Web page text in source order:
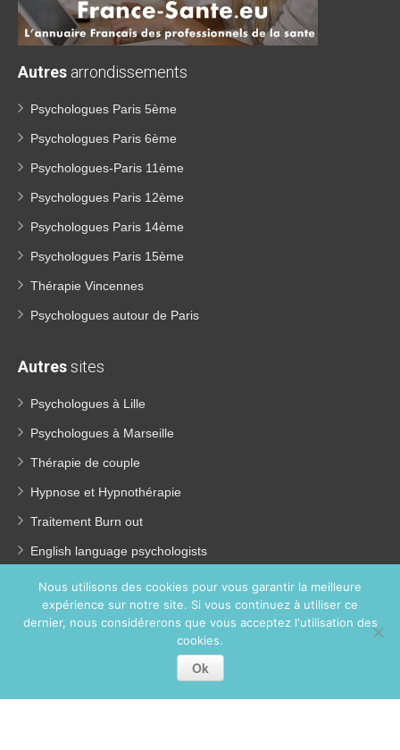
Autres arrondissements
Psychologues Paris 5ème
Psychologues Paris 6ème
Psychologues-Paris 11ème
Psychologues Paris 12ème
Psychologues Paris 14ème
Psychologues Paris 15ème
Thérapie Vincennes
Psychologues autour de Paris
Autressites
Psychologues à Lille
Psychologues à Marseille
Thérapie de couple
Hypnose et Hypnothérapie
Traitement Burn out
English language psychologists
Psychologues pour enfants
Perte de poids
Nous utilisons des cookies pour vous garantir la meilleure
expérience sur notre site. Si vous continuez à utiliser ce
dernier, nous considérerons que vous acceptez l'utilisation des
cookies.
Ok